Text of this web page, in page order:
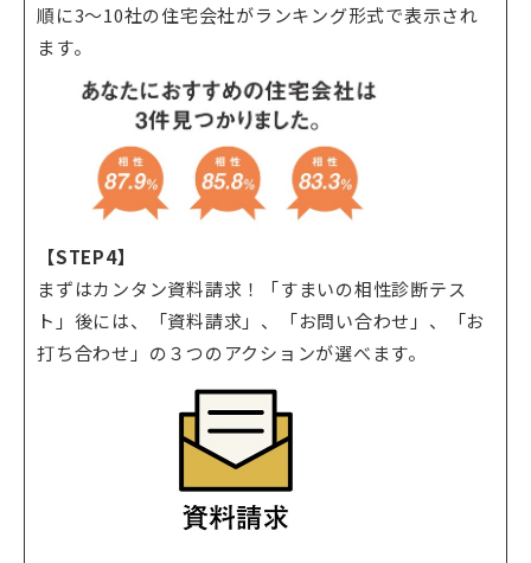
順に3～10社の住宅会社がランキング形式で表示され
ます。
【STEP4】
まずはカンタン資料請求！「すまいの相性診断テス
ト」後には、「資料請求」、「お問い合わせ」、「お
打ち合わせ」の３つのアクションが選べます。